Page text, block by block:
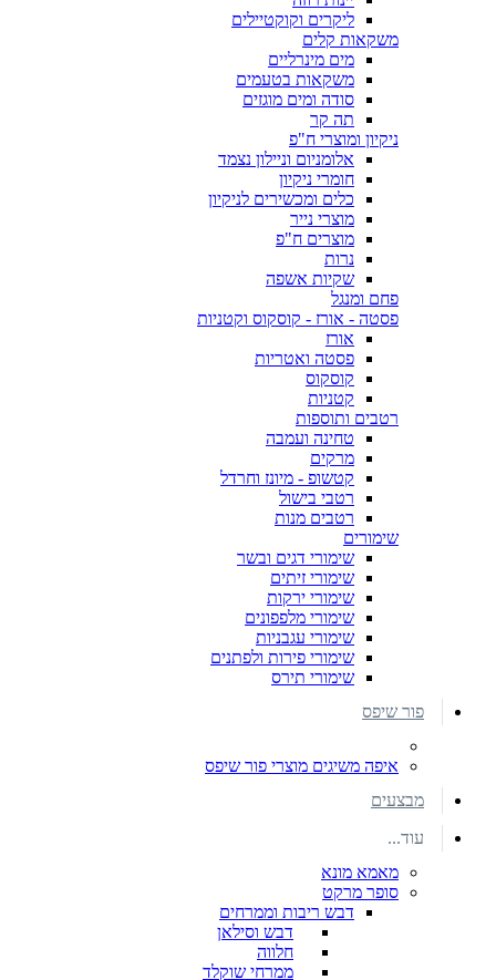
ליקרים וקוקטיילים
משקאות קלים
מים מינרליים
משקאות בטעמים
סודה ומים מוגזים
תה קר
ניקיון ומוצרי ח"פ
אלומניום וניילון נצמד
חומרי ניקיון
כלים ומכשירים לניקיון
מוצרי נייר
מוצרים ח"פ
נרות
שקיות אשפה
פחם ומנגל
פסטה - אורז - קוסקוס וקטניות
אורז
פסטה ואטריות
קוסקוס
קטניות
רטבים ותוספות
טחינה ועמבה
מרקים
קטשופ - מיונז וחרדל
רטבי בישול
רטבים מנות
שימורים
שימורי דגים ובשר
שימורי זיתים
שימורי ירקות
שימורי מלפפונים
שימורי עגבניות
שימורי פירות ולפתנים
שימורי תירס
פור שיפס
איפה משיגים מוצרי פור שיפס
מבצעים
עוד...
מאמא מונא
סופר מרקט
דבש ריבות וממרחים
דבש וסילאן
חלווה
ממרחי שוקלד